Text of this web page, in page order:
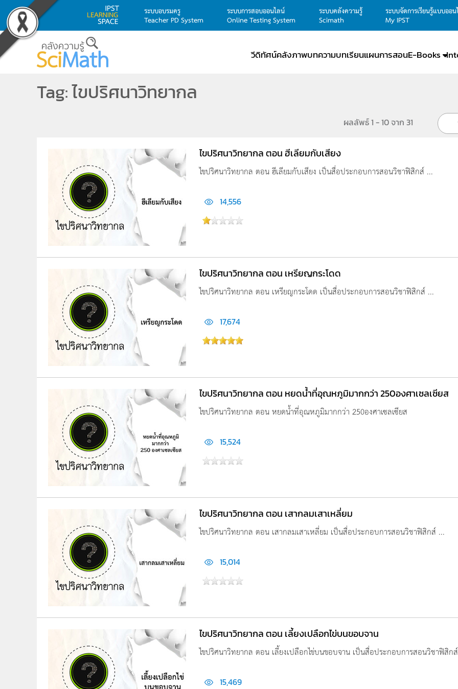
Skip to main content
ระบบอบรมครู
Teacher PD System
ระบบการสอบออนไลน์
Online Testing System
ระบบคลังความรู้
Scimath
ระบบจัดการเรียนรู้แบบออ
My IPST
วีดิทัศน์คลังภาพบทความบทเรียนแผนการสอนE-Books
Tag: ไขปริศนาวิทยากล
ผลลัพธ์ 1 - 10 จาก 31
ไขปริศนาวิทยากล ตอน ฮีเลียมกับเสียง
ไขปริศนาวิทยากล ตอน ฮีเลียมกับเสียง เป็นสื่อประกอบการสอนวิชาฟิสิกส์ ...
14,556
ไขปริศนาวิทยากล ตอน เหรียญกระโดด
ไขปริศนาวิทยากล ตอน เหรียญกระโดด เป็นสื่อประกอบการสอนวิชาฟิสิกส์ ...
17,674
ไขปริศนาวิทยากล ตอน หยดน้ำที่อุณหภูมิมากกว่า 250องศาเซลเซียส
ไขปริศนาวิทยากล ตอน หยดน้ำที่อุณหภูมิมากกว่า 250องศาเซลเซียส
15,524
ไขปริศนาวิทยากล ตอน เสากลมเสาเหลี่ยม
ไขปริศนาวิทยากล ตอน เสากลมเสาเหลี่ยม เป็นสื่อประกอบการสอนวิชาฟิสิกส์ ...
15,014
ไขปริศนาวิทยากล ตอน เลี้ยงเปลือกไข่บนขอบจาน
ไขปริศนาวิทยากล ตอน เลี้ยงเปลือกไข่บนขอบจาน เป็นสื่อประกอบการสอนวิชาฟิสิก
15,469